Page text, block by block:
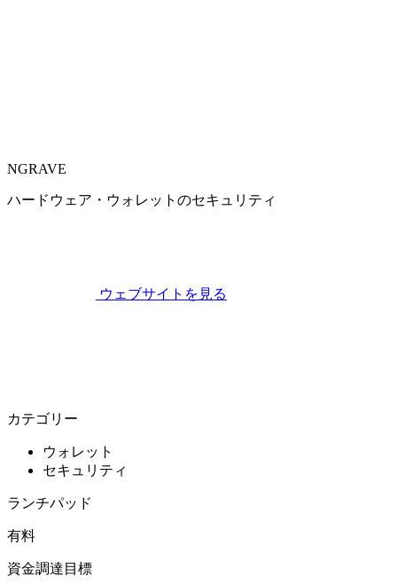
NGRAVE
ハードウェア・ウォレットのセキュリティ
ウェブサイトを見る
カテゴリー
ウォレット
セキュリティ
ランチパッド
有料
資金調達目標